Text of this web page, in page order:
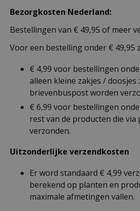
Bezorgkosten Nederland:
Bestellingen van € 49,95 of meer
Voor een bestelling onder € 49,95
€ 4,99 voor bestellingen
alleen kleine zakjes / doosjes
brievenbuspost worden
€ 6,99 voor bestellingen
rest van de producten die
verzonden.
Uitzonderlijke verzendkosten
Er word standaard € 4,99
berekend op planten en
maximale afmetingen vallen.